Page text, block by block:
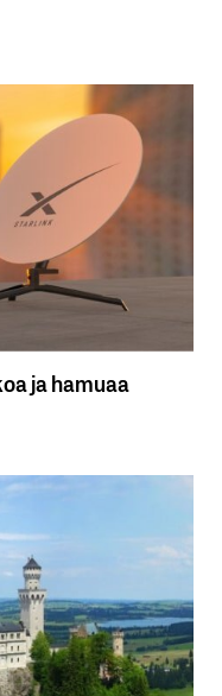
ja hamuaa